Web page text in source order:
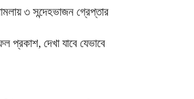
৩ সন্দেহভাজন গ্রেপ্তার
দেখা যাবে যেভাবে